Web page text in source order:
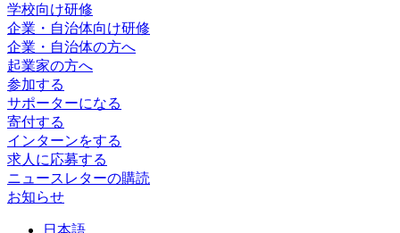
学校向け研修
企業・自治体向け研修
企業・自治体の方へ
起業家の方へ
参加する
サポーターになる
寄付する
インターンをする
求人に応募する
ニュースレターの購読
お知らせ
日 本語